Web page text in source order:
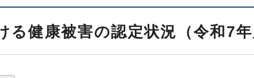
る健康被害の認定状況（令和7年